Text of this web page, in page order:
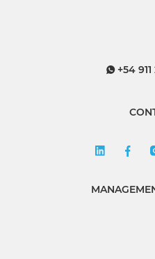
+54 911